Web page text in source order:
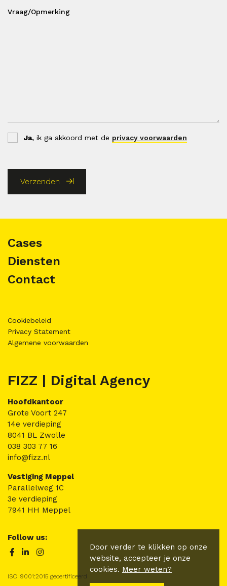
Vraag/Opmerking
Ja, ik ga akkoord met de privacy voorwaarden
Verzenden
Cases
Diensten
Contact
Cookiebeleid
Privacy Statement
Algemene voorwaarden
FIZZ | Digital Agency
Hoofdkantoor
Grote Voort 247
14e verdieping
8041 BL Zwolle
038 303 77 16
info@fizz.nl
Vestiging Meppel
Parallelweg 1C
3e verdieping
7941 HH Meppel
Follow us:
ISO 9001:2015 gecertificeerd
Door verder te klikken op onze
website, accepteer je onze
cookies. Meer weten?